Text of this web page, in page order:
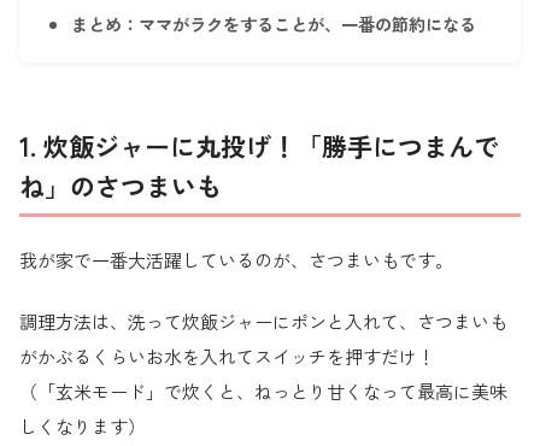
まとめ：ママがラクをすることが、一番の節約になる
1. 炊飯ジャーに丸投げ！「勝手につまんで
ね」のさつまいも
我が家で一番大活躍しているのが、さつまいもです。
調理方法は、洗って炊飯ジャーにポンと入れて、さつまいも
がかぶるくらいお水を入れてスイッチを押すだけ！
（「玄米モード」で炊くと、ねっとり甘くなって最高に美味
しくなります）